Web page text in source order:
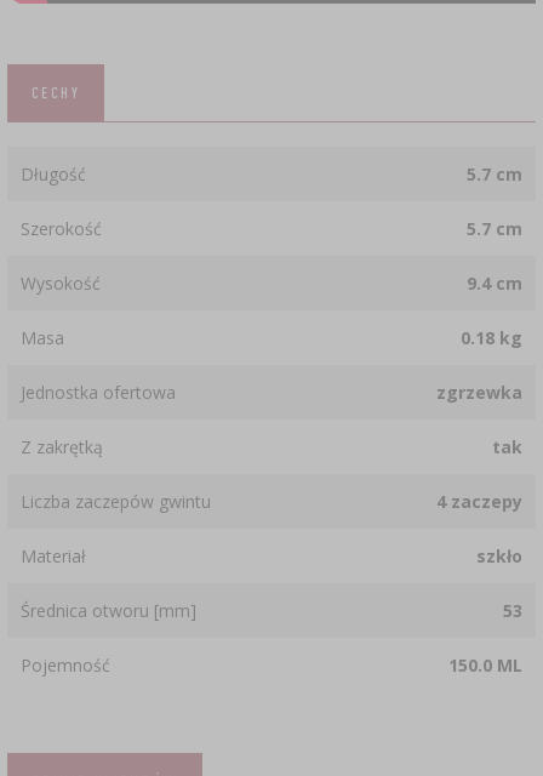
CECHY
Długość 5.7 cm
Szerokość 5.7 cm
Wysokość 9.4 cm
Masa 0.18 kg
Jednostka ofertowa zgrzewka
Z zakrętką tak
Liczba zaczepów gwintu 4 zaczepy
Materiał szkło
Średnica otworu [mm] 53
Pojemność 150.0 ML